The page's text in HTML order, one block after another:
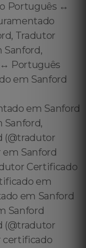
Português ↔️
Tradutor
Português
em Sanford
em Sanford
Sanford,
(@tradutor
Sanford
Certificado
em
em Sanford
Sanford
(@tradutor
certificado